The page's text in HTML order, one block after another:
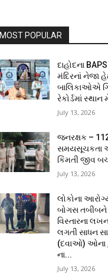
MOST POPULAR
દાહોદના
મંદિરનાં નેજા
બાલિકાઓએ
રેકોર્ડમાં
July 13, 2026
જનરક્ષક – 112
સમયસૂચકતા
કિંમતી જીવ
July 13, 2026
લોકોના
બોગસ તબીબને
વિસ્તારના
લગતી સાધન
(દવાઓ) ઓના
ના...
July 13, 2026